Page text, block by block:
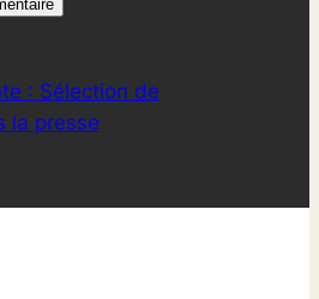
: Sélection de
la presse